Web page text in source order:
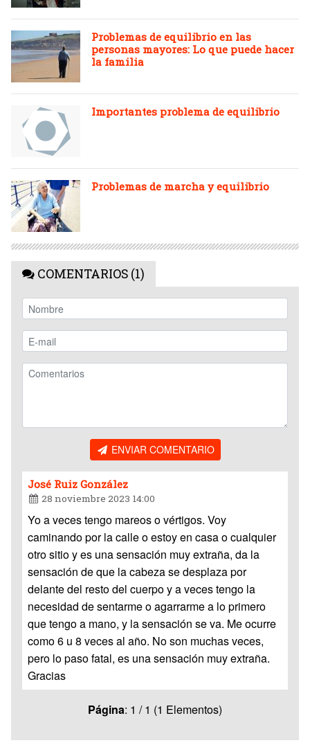
Problemas de equilibrio en las
personas mayores: Lo que puede hacer
la familia
Importantes problema de equilibrio
Problemas de marcha y equilibrio
COMENTARIOS (1)
ENVIAR COMENTARIO
José Ruiz González
28 noviembre 2023 14:00
Yo a veces tengo mareos o vértigos. Voy
caminando por la calle o estoy en casa o cualquier
otro sitio y es una sensación muy extraña, da la
sensación de que la cabeza se desplaza por
delante del resto del cuerpo y a veces tengo la
necesidad de sentarme o agarrarme a lo primero
que tengo a mano, y la sensación se va. Me ocurre
como 6 u 8 veces al año. No son muchas veces,
pero lo paso fatal, es una sensación muy extraña.
Gracias
Página: 1 / 1 (1 Elementos)